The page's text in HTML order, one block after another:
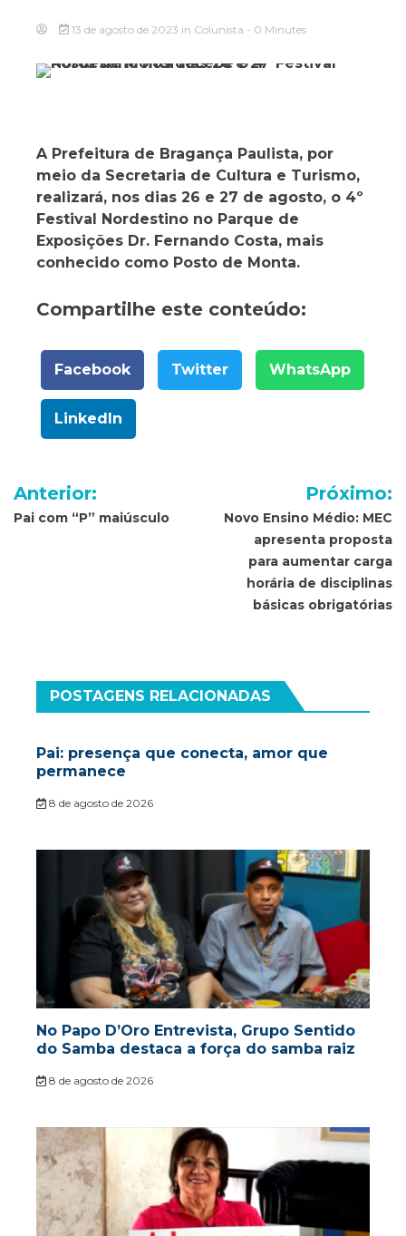
13 de agosto de 2023 in Colunista - 0 Minutes
A Prefeitura de Bragança Paulista, por
meio da Secretaria de Cultura e Turismo,
realizará, nos dias 26 e 27 de agosto, o 4º
Festival Nordestino no Parque de
Exposições Dr. Fernando Costa, mais
conhecido como Posto de Monta.
Compartilhe este conteúdo:
Facebook Twitter WhatsApp
LinkedIn
Navegação
de
Anterior:
Pai com “P” maiúsculo
Próximo:
Novo Ensino Médio: MEC
apresenta proposta
para aumentar carga
horária de disciplinas
básicas obrigatórias
POSTAGENS RELACIONADAS
Pai: presença que conecta, amor que
permanece
8 de agosto de 2026
No Papo D’Oro Entrevista, Grupo Sentido
do Samba destaca a força do samba raiz
8 de agosto de 2026